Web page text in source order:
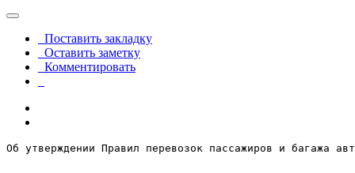
Поставить закладку
Оставить заметку
Комментировать
Об утверждении Правил перевозок пассажиров и багажа